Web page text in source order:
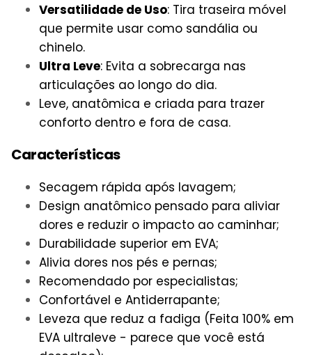
Versatilidade de Uso: Tira traseira móvel
que permite usar como sandália ou
chinelo.
Ultra Leve: Evita a sobrecarga nas
articulações ao longo do dia.
Leve, anatômica e criada para trazer
conforto dentro e fora de casa.
Características
Secagem rápida após lavagem;
Design anatômico pensado para aliviar
dores e reduzir o impacto ao caminhar;
Durabilidade superior em EVA;
Alivia dores nos pés e pernas;
Recomendado por especialistas;
Confortável e Antiderrapante;
Leveza que reduz a fadiga (Feita 100% em
EVA ultraleve - parece que você está